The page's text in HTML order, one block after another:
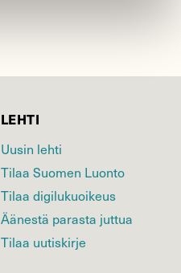
LEHTI
Uusin lehti
Tilaa Suomen Luonto
Tilaa digilukuoikeus
Äänestä parasta juttua
Tilaa uutiskirje